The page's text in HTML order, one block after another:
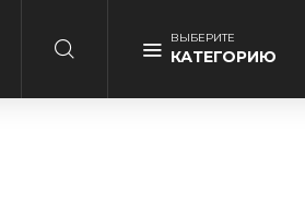
ВЫБЕРИТЕ
КАТЕГОРИЮ